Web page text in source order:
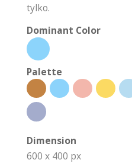
tylko.
Dominant Color
Palette
Dimension
600 x 400 px